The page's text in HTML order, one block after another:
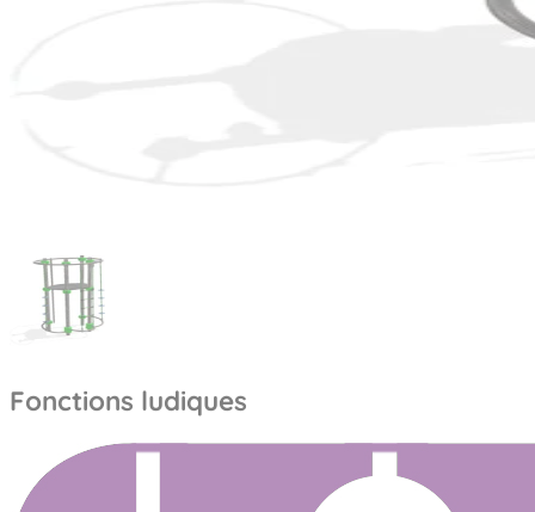
Fonctions ludiques